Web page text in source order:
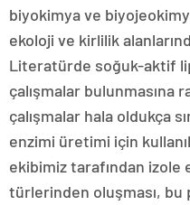
biyokimya ve
ekoloji ve kirlilik
Literatürde soğuk-aktif
çalışmalar bulunmasına
çalışmalar hala oldukça
enzimi üretimi için
ekibimiz tarafından izole
türlerinden oluşması, bu